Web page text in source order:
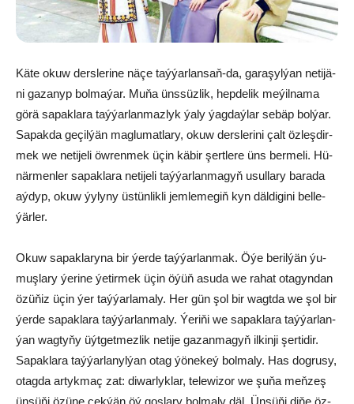
Kä­te okuw ders­le­ri­ne nä­çe taý­ýar­lan­saň-da, ga­ra­şyl­ýan ne­ti­jä­
ni ga­za­nyp bol­ma­ýar. Mu­ňa üns­süz­lik, hep­de­lik me­ýil­na­ma
gö­rä sa­pak­la­ra taý­ýar­lan­maz­lyk ýa­ly ýag­daý­lar se­bäp bol­ýar.
Sa­pak­da ge­çil­ýän mag­lu­mat­la­ry, okuw ders­le­ri­ni çalt öz­leş­dir­
mek we ne­ti­je­li öw­ren­mek üçin kä­bir şert­le­re üns ber­me­li. Hü­
när­men­ler sa­pak­la­ra ne­ti­je­li taý­ýar­lan­ma­gyň usul­la­ry ba­ra­da
aý­dyp, okuw ýy­ly­ny üs­tün­lik­li jem­le­me­giň kyn däl­di­gi­ni bel­le­
ýär­ler.
Okuw sa­pak­la­ry­na bir ýer­de taý­ýar­lan­mak. Öýe be­ril­ýän ýu­
muş­la­ry ýe­ri­ne ýe­tir­mek üçin öýüň asuda we ra­hat ota­gyn­dan
özü­ňiz üçin ýer taý­ýar­la­ma­ly. Her gün şol bir wagt­da we şol bir
ýer­de sa­pak­la­ra taý­ýar­lan­ma­ly. Ýe­ri­ňi we sa­pak­la­ra taý­ýar­lan­
ýan wag­ty­ňy üýt­get­mez­lik ne­ti­je ga­zan­ma­gyň il­kin­ji şer­ti­dir.
Sa­pak­la­ra taý­ýar­la­nyl­ýan otag ýö­ne­keý bol­ma­ly. Has dog­ru­sy,
otag­da ar­tyk­maç zat: di­war­lyk­lar, te­le­wi­zor we şu­ňa meň­zeş
ün­sü­ňi özü­ne çek­ýän öý goş­la­ry bol­ma­ly däl. Ün­sü­ňi di­ňe öz­